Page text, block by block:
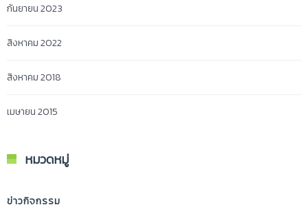
กันยายน 2023
สิงหาคม 2022
สิงหาคม 2018
เมษายน 2015
หมวดหมู่
ข่าวกิจกรรม